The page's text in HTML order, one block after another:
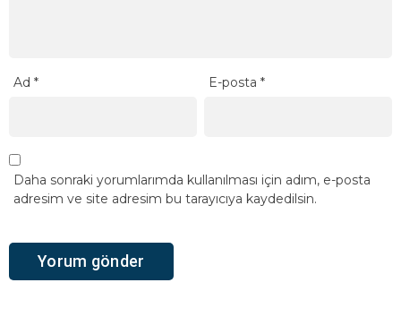
Ad * E-posta*
Daha sonraki yorumlarımda kullanılması için adım, e-posta
adresim ve site adresim bu tarayıcıya kaydedilsin.